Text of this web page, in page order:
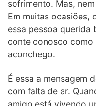
sofrimento. Mas,
Em muitas ocasiões,
essa pessoa querida
conte conosco como
aconchego.
É essa a mensagem
com falta de ar.
amigo está vivendo